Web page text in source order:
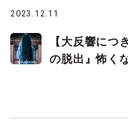
2023.12.11
【大反響につ
の脱出』怖く